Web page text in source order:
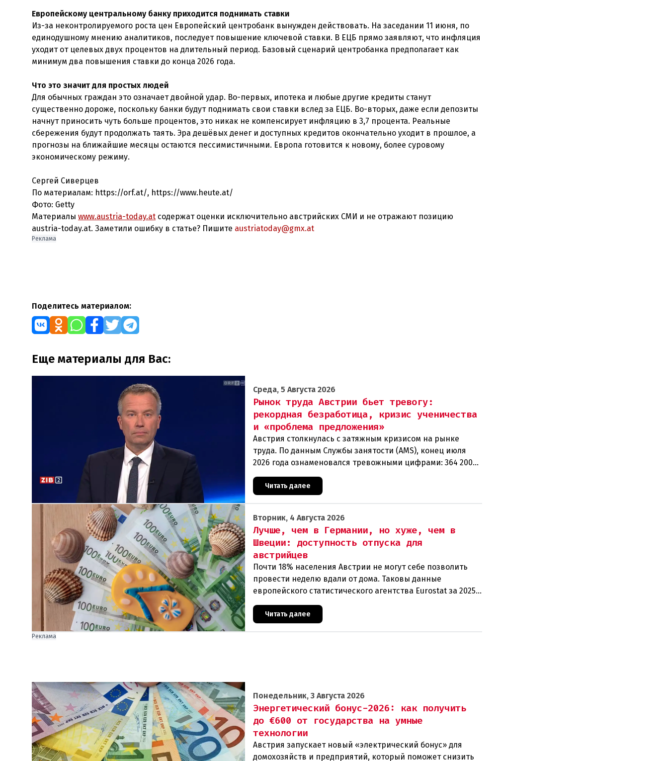
Европейскому центральному банку приходится поднимать ставки
Из-за неконтролируемого роста цен Европейский центробанк вынужден действовать. На заседании 11 июня, по
единодушному мнению аналитиков, последует повышение ключевой ставки. В ЕЦБ прямо заявляют, что инфляция
уходит от целевых двух процентов на длительный период. Базовый сценарий центробанка предполагает как
минимум два повышения ставки до конца 2026 года.
Что это значит для простых людей
Для обычных граждан это означает двойной удар. Во-первых, ипотека и любые другие кредиты станут
существенно дороже, поскольку банки будут поднимать свои ставки вслед за ЕЦБ. Во-вторых, даже если депозиты
начнут приносить чуть больше процентов, это никак не компенсирует инфляцию в 3,7 процента. Реальные
сбережения будут продолжать таять. Эра дешёвых денег и доступных кредитов окончательно уходит в прошлое, а
прогнозы на ближайшие месяцы остаются пессимистичными. Европа готовится к новому, более суровому
экономическому режиму.
Сергей Сиверцев
По материалам: https://orf.at/, https://www.heute.at/
Фото: Getty
Материалы www.austria-today.at содержат оценки исключительно австрийских СМИ и не отражают позицию
austria-today.at. Заметили ошибку в статье? Пишите austriatoday@gmx.at
Реклама
Поделитесь материалом:
Еще материалы для Вас:
Среда, 5 Августа 2026
Рынок труда Австрии бьет тревогу:
рекордная безработица, кризис ученичества
и «проблема предложения»
Австрия столкнулась с затяжным кризисом на рынке
труда. По данным Службы занятости (AMS), конец июля
2026 года ознаменовался тревожными цифрами: 364 200
человек официально зарегистрированы как безрабо
Читать далее
Вторник, 4 Августа 2026
Лучше, чем в Германии, но хуже, чем в
Швеции: доступность отпуска для
австрийцев
Почти 18% населения Австрии не могут себе позволить
провести неделю вдали от дома. Таковы данные
европейского статистического агентства Eurostat за 2025
год. И хотя ситуация в стране выглядит лучше ср
Читать далее
Реклама
Понедельник, 3 Августа 2026
Энергетический бонус-2026: как получить
до €600 от государства на умные
технологии
Австрия запускает новый «электрический бонус» для
домохозяйств и предприятий, который поможет снизить